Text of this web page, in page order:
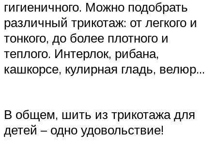
гигиеничного. Можно подобрать
различный трикотаж: от легкого и
тонкого, до более плотного и
теплого. Интерлок, рибана,
кашкорсе, кулирная гладь, велюр…
В общем, шить из трикотажа для
детей – одно удовольствие!